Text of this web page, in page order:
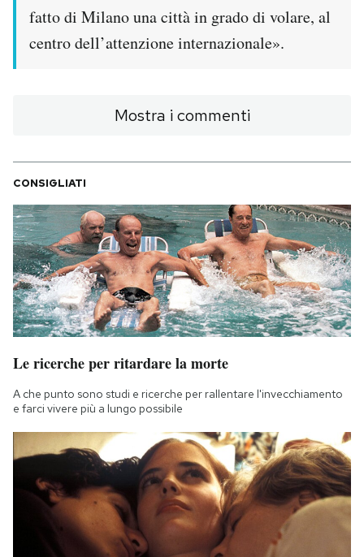
fatto di Milano una città in grado di volare, al
centro dell’attenzione internazionale».
Mostra i commenti
CONSIGLIATI
Le ricerche per ritardare la morte
A che punto sono studi e ricerche per rallentare l'invecchiamento
e farci vivere più a lungo possibile